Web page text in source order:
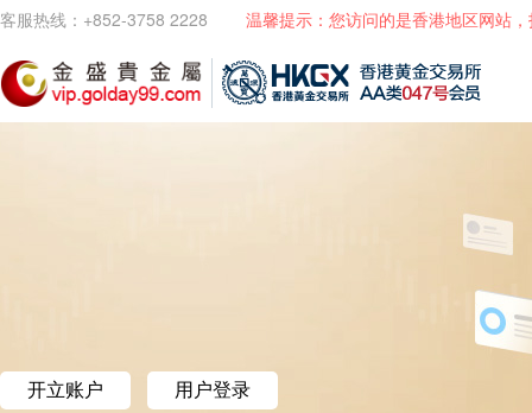
客服热线：+852-3758 2228 温馨提示：您访问的是香港地区网站
开立账户 用户登录